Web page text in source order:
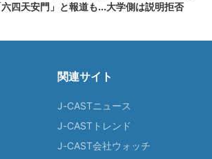
四天安門」と報道も...大学側は説明拒否
関連サイト
J-CASTニュース
J-CASTトレンド
J-CAST会社ウォッチ